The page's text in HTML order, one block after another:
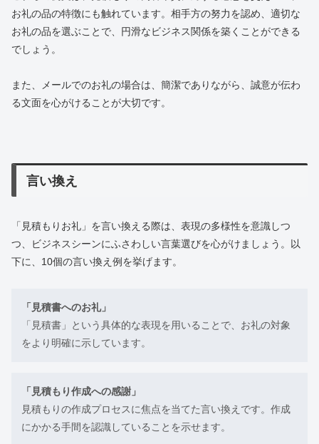
お礼の品の特徴にも触れています。相手方の努力を認め、適切な
お礼の品を選ぶことで、円滑なビジネス関係を築くことができる
でしょう。
また、メールでのお礼の場合は、簡潔でありながら、誠意が伝わ
る文面を心がけることが大切です。
言い換え
「見積もりお礼」を言い換える際は、表現の多様性を意識しつ
つ、ビジネスシーンにふさわしい言葉選びを心がけましょう。以
下に、10個の言い換え例を挙げます。
「見積書へのお礼」
「見積書」という具体的な表現を用いることで、お礼の対象
をより明確に示しています。
「見積もり作成への感謝」
見積もりの作成プロセスに焦点を当てた言い換えです。作成
にかかる手間を認識していることを示せます。